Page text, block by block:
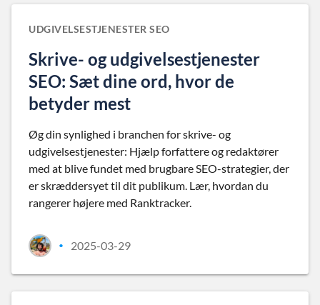
UDGIVELSESTJENESTER SEO
Skrive- og udgivelsestjenester
SEO: Sæt dine ord, hvor de
betyder mest
Øg din synlighed i branchen for skrive- og
udgivelsestjenester: Hjælp forfattere og redaktører
med at blive fundet med brugbare SEO-strategier, der
er skræddersyet til dit publikum. Lær, hvordan du
rangerer højere med Ranktracker.
• 2025-03-29